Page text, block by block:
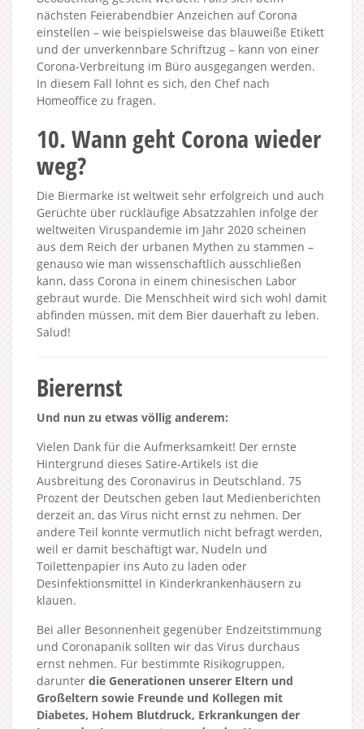
nächsten Feierabendbier Anzeichen auf Corona
einstellen – wie beispielsweise das blauweiße Etikett
und der unverkennbare Schriftzug – kann von einer
Corona-Verbreitung im Büro ausgegangen werden.
In diesem Fall lohnt es sich, den Chef nach
Homeoffice zu fragen.
10. Wann geht Corona wieder
weg?
Die Biermarke ist weltweit sehr erfolgreich und auch
Gerüchte über rückläufige Absatzzahlen infolge der
weltweiten Viruspandemie im Jahr 2020 scheinen
aus dem Reich der urbanen Mythen zu stammen –
genauso wie man wissenschaftlich ausschließen
kann, dass Corona in einem chinesischen Labor
gebraut wurde. Die Menschheit wird sich wohl damit
abfinden müssen, mit dem Bier dauerhaft zu leben.
Salud!
Bierernst
Und nun zu etwas völlig anderem:
Vielen Dank für die Aufmerksamkeit! Der ernste
Hintergrund dieses Satire-Artikels ist die
Ausbreitung des Coronavirus in Deutschland. 75
Prozent der Deutschen geben laut Medienberichten
derzeit an, das Virus nicht ernst zu nehmen. Der
andere Teil konnte vermutlich nicht befragt werden,
weil er damit beschäftigt war, Nudeln und
Toilettenpapier ins Auto zu laden oder
Desinfektionsmittel in Kinderkrankenhäusern zu
klauen.
Bei aller Besonnenheit gegenüber Endzeitstimmung
und Coronapanik sollten wir das Virus durchaus
ernst nehmen. Für bestimmte Risikogruppen,
darunter die Generationen unserer Eltern und
Großeltern sowie Freunde und Kollegen mit
Diabetes, Hohem Blutdruck, Erkrankungen der